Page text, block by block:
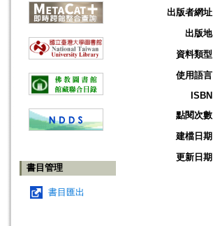
書目管理
書目匯出
出版者網址
出版地
資料類型
使用語言
ISBN
點閱次數
建檔日期
更新日期